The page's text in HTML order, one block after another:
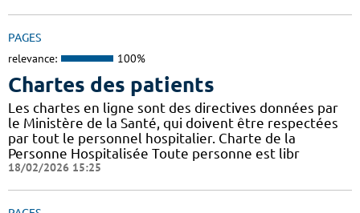
PAGES
relevance: 100%
Chartes des patients
Les chartes en ligne sont des directives données par
le Ministère de la Santé, qui doivent être respectées
par tout le personnel hospitalier. Charte de la
Personne Hospitalisée Toute personne est libr
18/02/2026 15:25